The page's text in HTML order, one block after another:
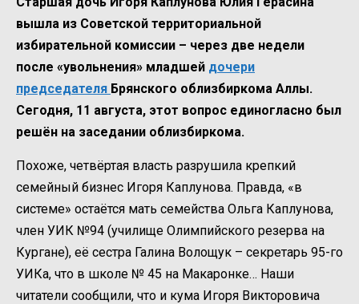
вышла из Советской территориальной
избирательной комиссии – через две недели
после «увольнения» младшей дочери
председателя Брянского облизбиркома Аллы.
Сегодня, 11 августа, этот вопрос единогласно был
решён на заседании облизбиркома.
Похоже, четвёртая власть разрушила крепкий
семейный бизнес Игоря Каплунова. Правда, «в
системе» остаётся мать семейства Ольга Каплунова,
член УИК №94 (училище Олимпийского резерва на
Кургане), её сестра Галина Волощук – секретарь 95-го
УИКа, что в школе № 45 на Макаронке… Наши
читатели сообщили, что и кума Игоря Викторовича